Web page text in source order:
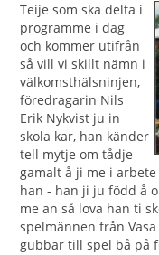
Teije som ska delta i
programme i dag
och kommer utifrån
så vill vi skillt nämn i
välkomsthälsninjen,
föredragarin Nils
Erik Nykvist ju in
skola kar, han känder
tell mytje om tådje
gamalt å ji me i
han - han ji ju född å
me an så lova han ti
spelmännen från
gubbar till spel bå på